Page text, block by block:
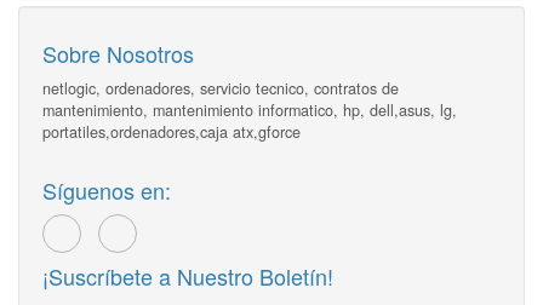
Sobre Nosotros
netlogic, ordenadores, servicio tecnico, contratos de
mantenimiento, mantenimiento informatico, hp, dell,asus, lg,
portatiles,ordenadores,caja atx,gforce
Síguenos en:
¡Suscríbete a Nuestro Boletín!